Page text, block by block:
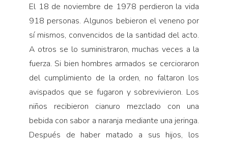
El 18 de noviembre de 1978 perdieron la vida
918 personas. Algunos bebieron el veneno por
sí mismos, convencidos de la santidad del acto.
A otros se lo suministraron, muchas veces a la
fuerza. Si bien hombres armados se cercioraron
del cumplimiento de la orden, no faltaron los
avispados que se fugaron y sobrevivieron. Los
niños recibieron cianuro mezclado con una
bebida con sabor a naranja mediante una jeringa.
Después de haber matado a sus hijos, los